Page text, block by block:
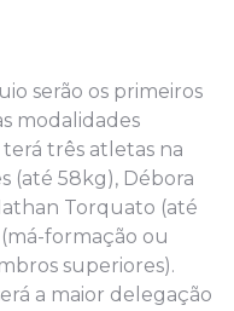
serão os primeiros
modalidades
terá três atletas na
(até 58kg), Débora
Torquato (até
(má-formação ou
superiores).
a maior delegação